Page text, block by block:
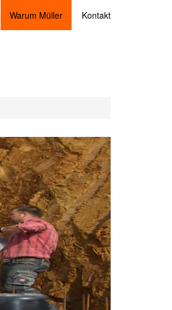
Warum Müller Kontakt